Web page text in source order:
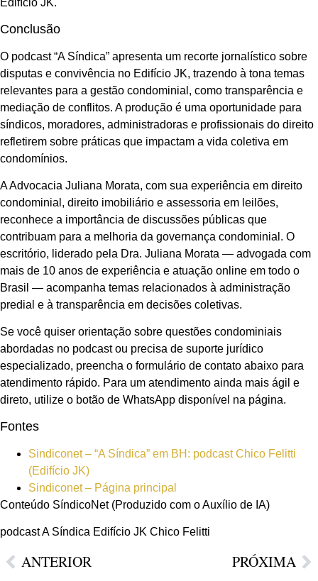
Edifício JK.
Conclusão
O podcast “A Síndica” apresenta um recorte jornalístico sobre
disputas e convivência no Edifício JK, trazendo à tona temas
relevantes para a gestão condominial, como transparência e
mediação de conflitos. A produção é uma oportunidade para
síndicos, moradores, administradoras e profissionais do direito
refletirem sobre práticas que impactam a vida coletiva em
condomínios.
A Advocacia Juliana Morata, com sua experiência em direito
condominial, direito imobiliário e assessoria em leilões,
reconhece a importância de discussões públicas que
contribuam para a melhoria da governança condominial. O
escritório, liderado pela Dra. Juliana Morata — advogada com
mais de 10 anos de experiência e atuação online em todo o
Brasil — acompanha temas relacionados à administração
predial e à transparência em decisões coletivas.
Se você quiser orientação sobre questões condominiais
abordadas no podcast ou precisa de suporte jurídico
especializado, preencha o formulário de contato abaixo para
atendimento rápido. Para um atendimento ainda mais ágil e
direto, utilize o botão de WhatsApp disponível na página.
Fontes
Sindiconet – “A Síndica” em BH: podcast Chico Felitti
(Edifício JK)
Sindiconet – Página principal
Conteúdo SíndicoNet (Produzido com o Auxílio de IA)
podcast A Síndica Edifício JK Chico Felitti
ANTERIOR PRÓXIMA